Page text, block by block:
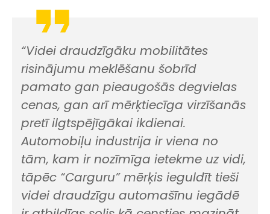
“Videi draudzīgāku mobilitātes
risinājumu meklēšanu šobrīd
pamato gan pieaugošās degvielas
cenas, gan arī mērķtiecīga virzīšanās
pretī ilgtspējīgākai ikdienai.
Automobiļu industrija ir viena no
tām, kam ir nozīmīga ietekme uz vidi,
tāpēc “Carguru” mērķis ieguldīt tieši
videi draudzīgu automašīnu iegādē